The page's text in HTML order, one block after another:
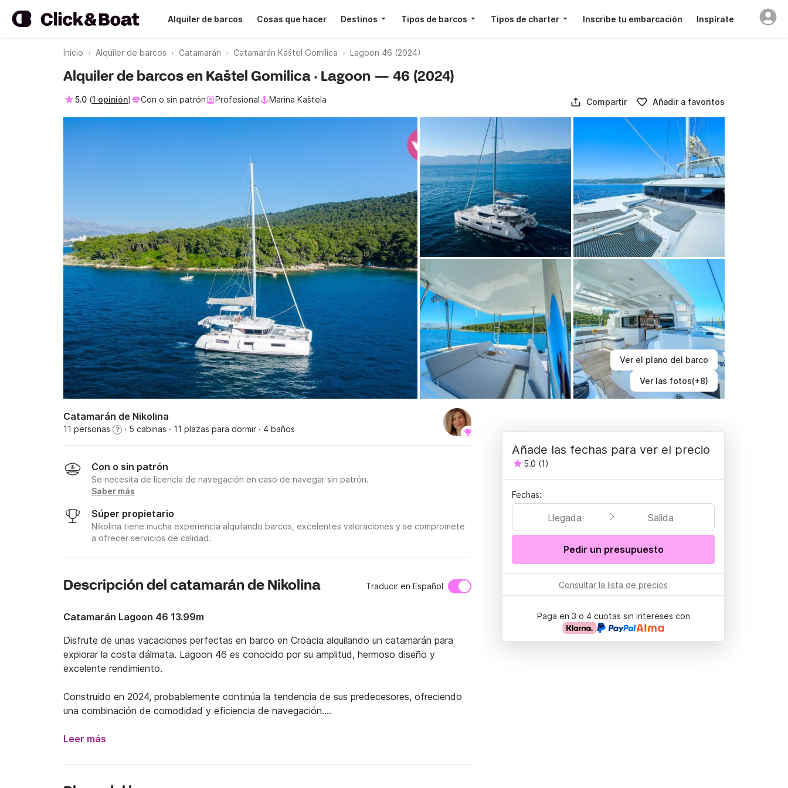
Alquiler de barcos Cosas que hacer Destinos Tipos de barcos Tipos de charter Inscribe tu embarcación Inspírate
Inicio Alquiler de barcos Catamarán Catamarán Kaštel Gomilica Lagoon 46 (2024)
Ver el plano del barco
Ver las fotos(+8)
Alquiler de barcos en Kaštel Gomilica · Lagoon — 46 (2024)
5.0 (1 opinión) Con o sin patrón Profesional Marina Kaštela Compartir Añadir a favoritos
Catamarán de Nikolina
11 personas ? · 5 cabinas · 11 plazas para dormir · 4 baños
Con o sin patrón
Se necesita de licencia de navegación en caso de navegar sin patrón.
Saber más
Súper propietario
Nikolina tiene mucha experiencia alquilando barcos, excelentes valoraciones y se compromete
a ofrecer servicios de calidad.
Descripción del catamarán de Nikolina Traducir en Español
Catamarán Lagoon 46 13.99m
Disfrute de unas vacaciones perfectas en barco en Croacia alquilando un catamarán para
explorar la costa dálmata. Lagoon 46 es conocido por su amplitud, hermoso diseño y
excelente rendimiento.
Construido en 2024, probablemente continúa la tendencia de sus predecesores, ofreciendo
una combinación de comodidad y eficiencia de navegación.
Cuenta con un amplio espacio en la cubierta, lo que la hace perfecta para entretener a los
Leer más
Añade las fechas para ver el precio
5.0 (1)
Fechas:
Llegada Salida
Pedir un presupuesto
Consultar la lista de precios
Paga en 3 o 4 cuotas sin intereses con